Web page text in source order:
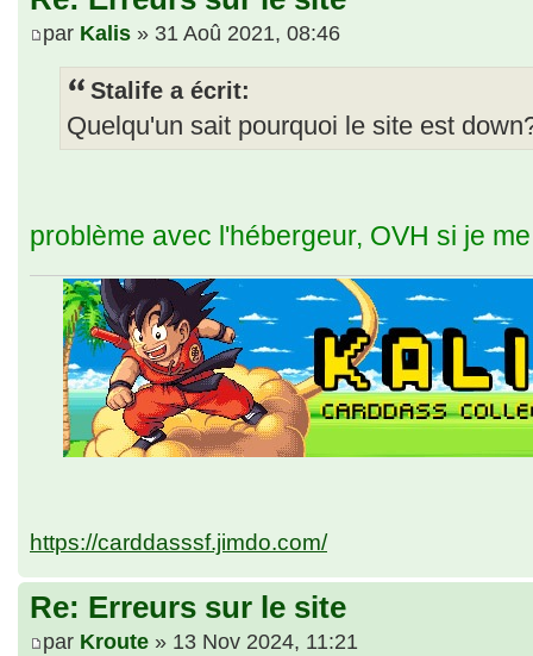
par Kalis » 31 Aoû 2021, 08:46
Stalife a écrit:
Quelqu'un sait pourquoi le site est
problème avec l'hébergeur, OVH si je
https://carddasssf.jimdo.com/
Re: Erreurs sur le site
par Kroute » 13 Nov 2024, 11:21